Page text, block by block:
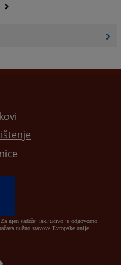
njen sadržaj isključivo je odgovorno
nužno stavove Evropske unije.